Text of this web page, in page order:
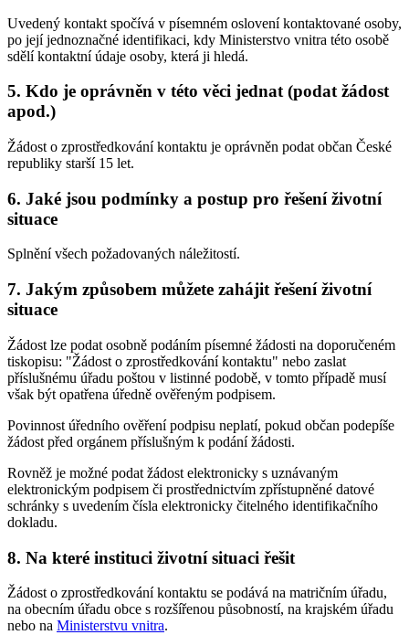
Uvedený kontakt spočívá v písemném oslovení kontaktované osoby,
po její jednoznačné identifikaci, kdy Ministerstvo vnitra této osobě
sdělí kontaktní údaje osoby, která ji hledá.
5. Kdo je oprávněn v této věci jednat (podat žádost
apod.)
Žádost o zprostředkování kontaktu je oprávněn podat občan České
republiky starší 15 let.
6. Jaké jsou podmínky a postup pro řešení životní
situace
Splnění všech požadovaných náležitostí.
7. Jakým způsobem můžete zahájit řešení životní
situace
Žádost lze podat osobně podáním písemné žádosti na doporučeném
tiskopisu: "Žádost o zprostředkování kontaktu" nebo zaslat
příslušnému úřadu poštou v listinné podobě, v tomto případě musí
však být opatřena úředně ověřeným podpisem.
Povinnost úředního ověření podpisu neplatí, pokud občan podepíše
žádost před orgánem příslušným k podání žádosti.
Rovněž je možné podat žádost elektronicky s uznávaným
elektronickým podpisem či prostřednictvím zpřístupněné datové
schránky s uvedením čísla elektronicky čitelného identifikačního
dokladu.
8. Na které instituci životní situaci řešit
Žádost o zprostředkování kontaktu se podává na matričním úřadu,
na obecním úřadu obce s rozšířenou působností, na krajském úřadu
nebo na Ministerstvu vnitra.